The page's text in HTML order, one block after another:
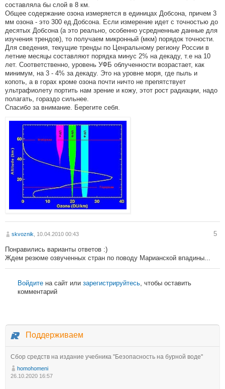
составляла бы слой в 8 км.
Общее содержание озона измеряется в единицах Добсона, причем 3
мм озона - это 300 ед.Добсона. Если измерение идет с точностью до
десятых Добсона (а это реально, особенно усредненные данные для
изучения трендов), то получаем микронный (мкм) порядок точности.
Для сведения, текущие тренды по Ценральному региону России в
летние месяцы составляют порядка минус 2% на декаду, т.е на 10
лет. Соответственно, уровень УФБ облученности возрастает, как
минимум, на 3 - 4% за декаду. Это на уровне моря, где пыль и
копоть, а в горах кроме озона почти ничто не препятствует
ультрафиолету портить нам зрение и кожу, этот рост радиации, надо
полагать, гораздо сильнее.
Спасибо за внимание. Берегите себя.
skvoznik , 10.04.2010 00:43 5
Понравились варианты ответов :)
Ждем резюме озвученных стран по поводу Марианской впадины...
Войдите на сайт или зарегистрируйтесь , чтобы оставить
комментарий
Поддерживаем
Сбор средств на издание учебника "Безопасность на бурной воде"
homohomeni
26.10.2020 16:57